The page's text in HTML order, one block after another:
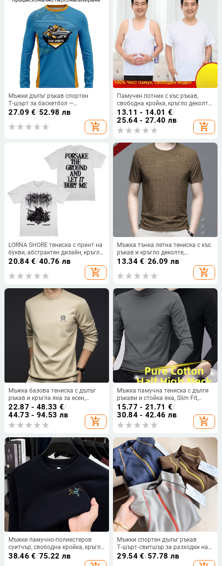
Мъжки дълъг ръкав спортен
T‑шърт за баскетбол —
бързосъхнеща дишаща
полиестерова смес, лек и тънък,
свободна кройка, кръгло деколте
27.09 €/52.98 лв
add_shopping_cart
Памучен потник с къс ръкав,
свободна кройка, кръгло деколте,
дишащ и влагоотводящ
13.11 - 14.01 €/
25.64 - 27.40 лв
add_shopping_cart
LORNA SHORE тениска с принт на
букви, абстрактен дизайн, кръгло
деколте, термопечат, чист памук
20.84€/40.76 лв
add_shopping_cart
Мъжка тънка летна тениска с къс
ръкав и кръгло деколте,
полиестер 96%+, геометричен
13.34€/26.09 лв
add_shopping_cart
Мъжка базова тениска с дълъг
ръкав и кръгла яка за есен,
ежедневна и стилна за мъже на
средна възраст
22.87 - 48.33 €/
44.73 - 94.53 лв
add_shopping_cart
Мъжка памучна тениска с дълги
ръкави и стойка яка, Slim Fit,
тънка материя (100% памук;
стойка яка; дълги ръкави; слим
фит)
15.77 - 21.71 €/
30.84 - 42.46 лв
add_shopping_cart
Мъжки памучно-полиестеров
суитчър, свободна кройка, кръгло
деколте, дълги ръкави, корейски
38.46 €/75.22 лв
Мъжки спортен дълъг ръкав
T‑шърт‑свитшър за разходки на
открито, ултра мека двустранна
флийс материя, стойка яка, без
29.54€/57.78 лв